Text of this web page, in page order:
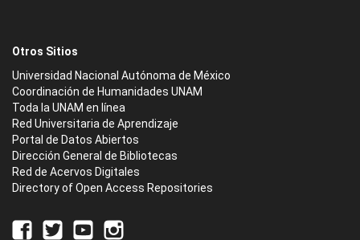
Otros Sitios
Universidad Nacional Autónoma de México
Coordinación de Humanidades UNAM
Toda la UNAM en línea
Red Universitaria de Aprendizaje
Portal de Datos Abiertos
Dirección General de Bibliotecas
Red de Acervos Digitales
Directory of Open Access Repositories